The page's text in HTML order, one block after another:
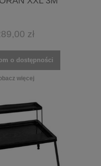
zł
o dostępności
więcej